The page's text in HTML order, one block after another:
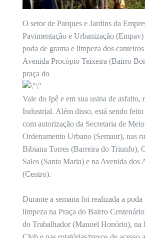
O setor de Parques e Jardins da
Pavimentação e Urbanização (Empav)
poda de grama e limpeza dos
Avenida Procópio Teixeira (Bairro
praça do
Vale do Ipê e em sua usina de asfalto,
Industrial. Além disso, está sendo
com autorização da Secretaria de
Ordenamento Urbano (Semaur), nas
Bibiana Torres (Barreira do Triunfo),
Sales (Santa Maria) e na Avenida dos
(Centro).
Durante a semana foi realizada a poda
limpeza na Praça do Bairro
do Trabalhador (Manoel Honório), na